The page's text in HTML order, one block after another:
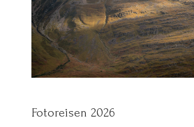
Fotoreisen 2026